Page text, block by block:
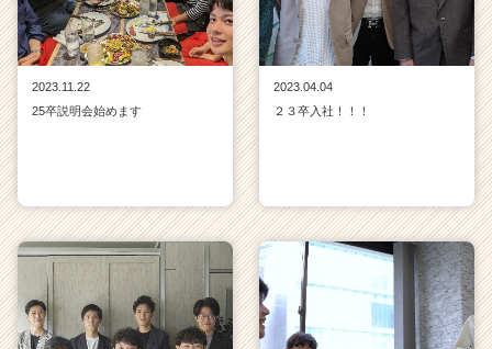
2023.11.22
25卒説明会始めます
2023.04.04
２３卒入社！！！